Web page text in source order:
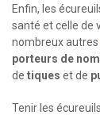
Enfin, les
santé et celle de
nombreux autres
porteurs de
de tiques et de
Tenir les